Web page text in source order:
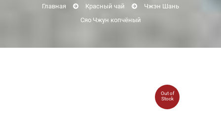
Главная Красный чай
Чжэн Шань
Сяо Чжун копчёный
Out of
Stock